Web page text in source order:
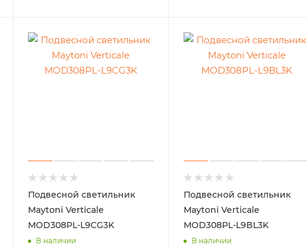
Подвесной светильник
Maytoni Verticale
MOD308PL-L9CG3K
В наличии
Подвесной светильник
Maytoni Verticale
MOD308PL-L9BL3K
В наличии